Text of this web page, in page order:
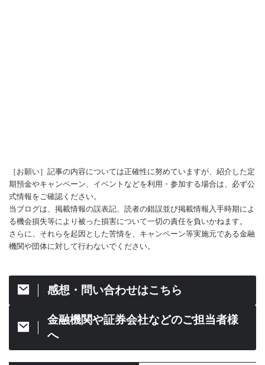
［お願い］記事の内容については正確性に努めていますが、紹介した定
期預金やキャンペーン、イベントなどを利用・参加する場合は、必ず公
式情報をご確認ください。
当ブログは、掲載情報の誤表記、読者の錯誤並び掲載情報入手時期によ
る機会損失等により被った損害について一切の責任を負いかねます。
さらに、それらを起因とした苦情を、キャンペーン等実施元である金融
機関や団体に対して行わないでください。
感想・問い合わせはこちら
金融機関や証券会社などのご担当者様
へ